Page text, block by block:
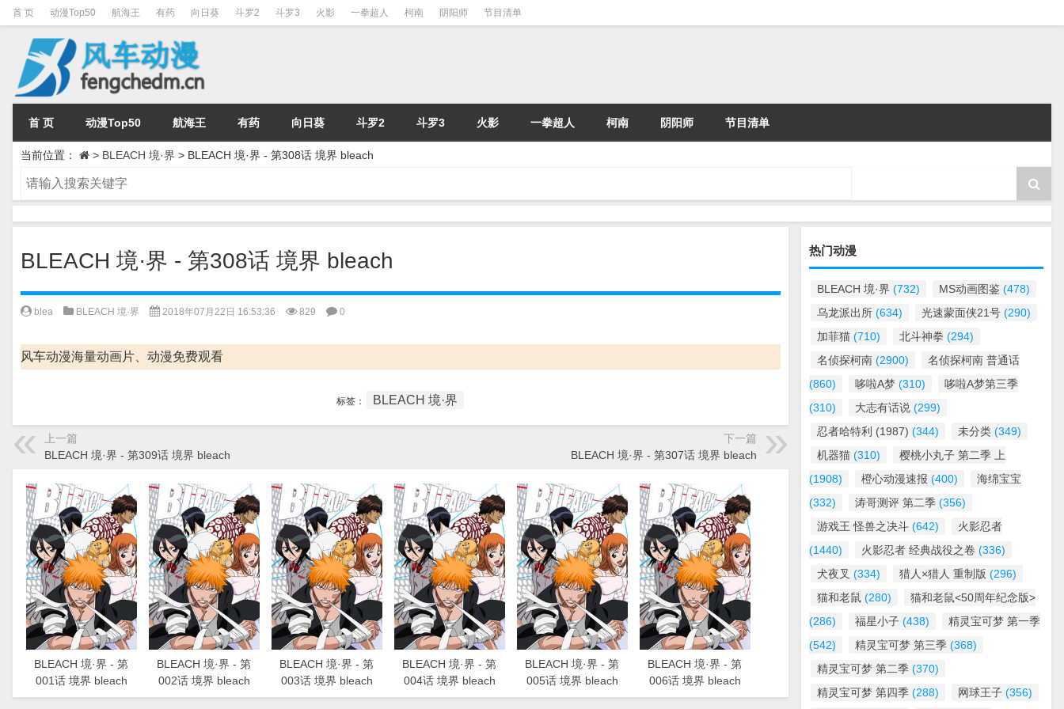
首 页 动漫Top50 航海王 有药 向日葵 斗罗2 斗罗3 火影 一拳超人 柯南 阴阳师 节目清单
首 页 动漫Top50 航海王 有药 向日葵 斗罗2 斗罗3 火影 一拳超人 柯南 阴阳师 节目清单
当前位置： > BLEACH 境·界 > BLEACH 境·界 - 第308话 境界 bleach
BLEACH 境·界 - 第308话 境界 bleach
blea BLEACH 境·界 2018年07月22日 16:53:36 829 0
风车动漫海量动画片、动漫免费观看
标签： BLEACH 境·界
上一篇
BLEACH 境·界 - 第309话 境界 bleach
下一篇
BLEACH 境·界 - 第307话 境界 bleach
BLEACH 境·界 - 第
001话 境界 bleach
BLEACH 境·界 - 第
002话 境界 bleach
BLEACH 境·界 - 第
003话 境界 bleach
BLEACH 境·界 - 第
004话 境界 bleach
BLEACH 境·界 - 第
005话 境界 bleach
BLEACH 境·界 - 第
006话 境界 bleach
热门动漫
BLEACH 境·界 (732) MS动画图鉴 (478)
乌龙派出所 (634) 光速蒙面侠21号 (290)
加菲猫 (710) 北斗神拳 (294)
名侦探柯南 (2900)
名侦探柯南 普通话
(860)
哆啦A梦 (310)
哆啦A梦第三季
(310)
大志有话说 (299)
忍者哈特利 (1987) (344) 未分类 (349)
机器猫 (310)
樱桃小丸子 第二季 上
(1908)
橙心动漫速报 (400)
海绵宝宝
(332)
涛哥测评 第二季 (356)
游戏王 怪兽之决斗 (642)
火影忍者
(1440)
火影忍者 经典战役之卷 (336)
犬夜叉 (334) 猎人×猎人 重制版 (296)
猫和老鼠 (280)
猫和老鼠<50周年纪念版>
(286)
福星小子 (438)
精灵宝可梦 第一季
(542)
精灵宝可梦 第三季 (368)
精灵宝可梦 第二季 (370)
精灵宝可梦 第四季 (288) 网球王子 (356)